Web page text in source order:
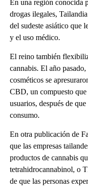
En una región conocida
drogas ilegales,
del sudeste asiático que
y el uso médico.
El reino también
cannabis. El año
cosméticos se
CBD, un compuesto
usuarios, después de
consumo.
En otra publicación de
que las empresas
productos de cannabis
tetrahidrocannabinol, o
de que las personas